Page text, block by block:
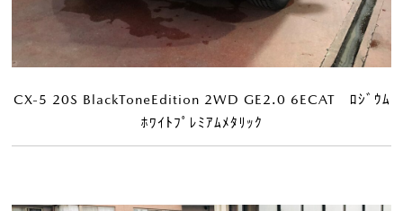
CX-5 20S BlackToneEdition 2WD GE2.0 6ECAT ﾛｼﾞｳﾑ
ﾎﾜｲﾄﾌﾟﾚﾐｱﾑﾒﾀﾘｯｸ